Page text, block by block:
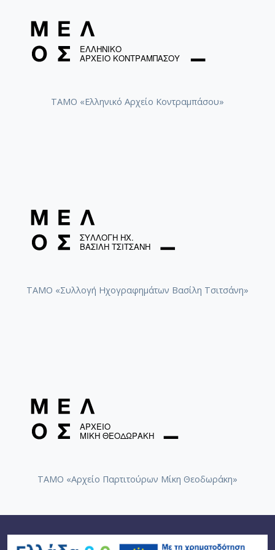
[Φάκελος] GR-As-MTH-003-Sc-035-210-
[Φάκελος] GR-As-MTH-003-Sc-035-211-
[Φάκελος] GR-As-MTH-003-Sc-036-212-
[Φάκελος] GR-As-MTH-003-Sc-036-213-Στην
[Φάκελος] GR-As-MTH-003-Sc-036-216-Twelve
[Φάκελος] GR-As-MTH-003-Sc-039-223-Της
[Φάκελος] GR-As-MTH-003-Sc-039-224-Ταξίδι
[Φάκελος] GR-As-MTH-003-Sc-039-225-
[Φάκελος] GR-As-MTH-003-Sc-039-228-Λυρικά
[Φάκελος] GR-As-MTH-003-Sc-040-236-Η
[Φάκελος] GR-As-MTH-003-Sc-040-238-Ιππής
[Φάκελος] GR-As-MTH-003-Sc-042-241-Σχέδια
[Φάκελος] GR-As-MTH-003-Sc-044-245-
ΤΑΜΟ «Ελληνικό Αρχείο Κοντραμπάσου»
ΤΑΜΟ «Συλλογή Ηχογραφημάτων Βασίλη Τσιτσάνη»
ΤΑΜΟ «Αρχείο Παρτιτούρων Μίκη Θεοδωράκη»